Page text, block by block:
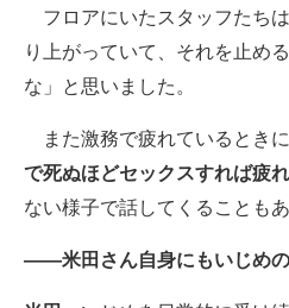
フロアにいたスタッフたち
り上がっていて、それを止め
な」と思いました。
また激務で疲れているとき
で死ぬほどセックスすれば疲
ない様子で話してくることもあ
――米田さん自身にもいじめの